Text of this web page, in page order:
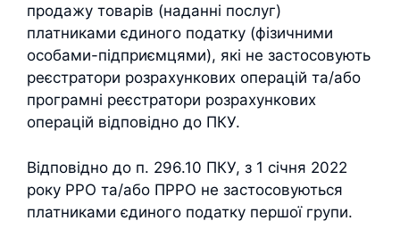
продажу товарів (наданні послуг)
платниками єдиного податку (фізичними
особами-підприємцями), які не застосовують
реєстратори розрахункових операцій та/або
програмні реєстратори розрахункових
операцій відповідно до ПКУ.
Відповідно до п. 296.10 ПКУ, з 1 січня 2022
року РРО та/або ПРРО не застосовуються
платниками єдиного податку першої групи.